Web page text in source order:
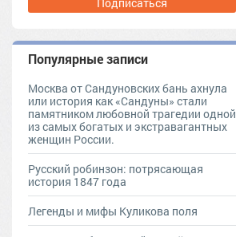
Популярные записи
Москва от Сандуновских бань ахнула
или история как «Сандуны» стали
памятником любовной трагедии одной
из самых богатых и экстравагантных
женщин России.
Русский робинзон: потрясающая
история 1847 года
Легенды и мифы Куликова поля